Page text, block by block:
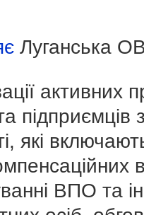
Луганська
активних
підприємців
які
ВПО та